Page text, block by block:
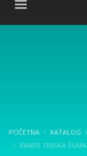
POČETNA KATALOG
BANER ZIMSKA ŠUMA